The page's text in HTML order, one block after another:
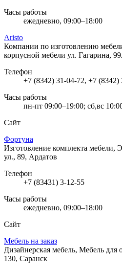
Часы работы
ежедневно, 09:00–18:00
Aristo
Компании по изготовлению
корпусной мебели ул. Гагарина,
Телефон
+7 (8342) 31-04-72, +7
Часы работы
пн-пт 09:00–19:00; сб,вс
Сайт
Фортуна
Изготовление комплекта мебели,
ул., 89, Ардатов
Телефон
+7 (83431) 3-12-55
Часы работы
ежедневно, 09:00–18:00
Сайт
Мебель на заказ
Дизайнерская мебель, Мебель для
130, Саранск